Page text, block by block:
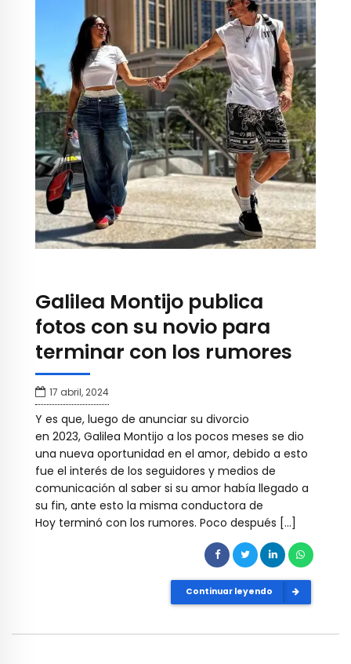
Galilea Montijo publica
fotos con su novio para
terminar con los rumores
17 abril, 2024
Y es que, luego de anunciar su divorcio
en 2023, Galilea Montijo a los pocos meses se dio
una nueva oportunidad en el amor, debido a esto
fue el interés de los seguidores y medios de
comunicación al saber si su amor había llegado a
su fin, ante esto la misma conductora de
Hoy terminó con los rumores. Poco después […]
Continuar leyendo